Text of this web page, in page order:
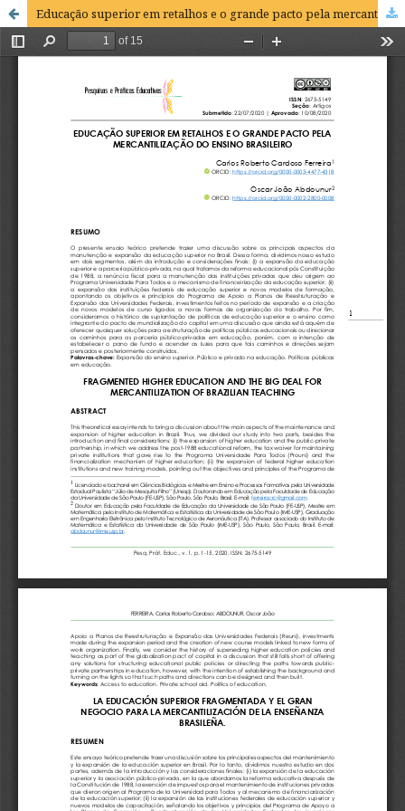
Educação superior em retalhos e o grande pacto pela mercantilização do ensino